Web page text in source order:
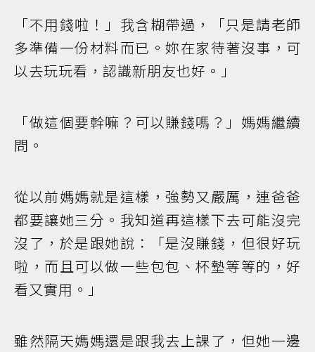
「不用錢啦！」我含糊帶過，「只是請老師
多準備一份材料而已。妳在家待著沒事，可
以去玩玩看，認識新朋友也好。」
「做這個要幹嘛？可以賺錢嗎？」媽媽繼續
問。
從以前媽媽就是這樣，強勢又嚴厲，連爸爸
都要讓她三分。我知道再這樣下去可能沒完
沒了，於是跟她說：「是沒賺錢，但很好玩
啦，而且可以做一些包包、杯墊等等的，好
看又實用。」
雖然隔天媽媽還是跟我去上課了，但她一邊